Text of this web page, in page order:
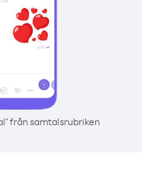
från samtalsrubriken